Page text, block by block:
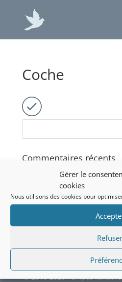
Gérer le
cookies
Nous utilisons des cookies pour
Refuser
Coche
Commentaires récents
Aucune catégorie
© 2016-2026 Pompes